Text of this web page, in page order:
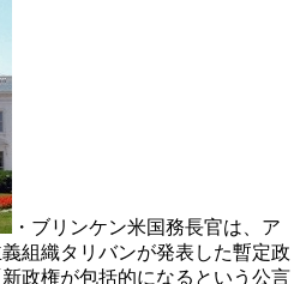
・ブリンケン米国務長官は、ア
組織タリバンが発表した暫定政
政権が包括的になるという公言